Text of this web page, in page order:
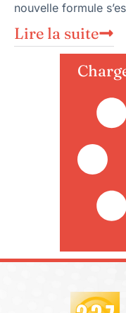
nouvelle formule
Lire la suite